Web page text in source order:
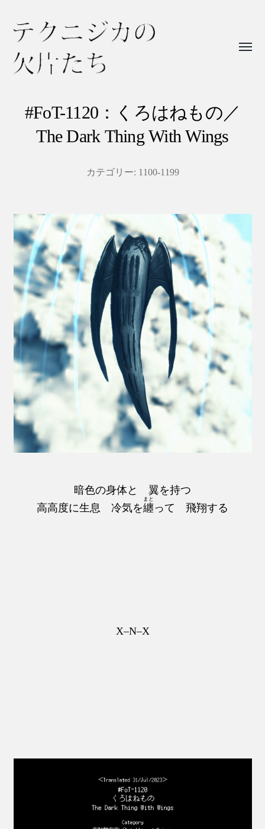
ニ
片
た
ち
#FoT-1120：くろはねもの／
The Dark Thing With Wings
カテゴリー: 1100-1199
暗色の身体と 翼を持つ
高高度に生息 冷気を纏
まと
って 飛翔する
X–N–X